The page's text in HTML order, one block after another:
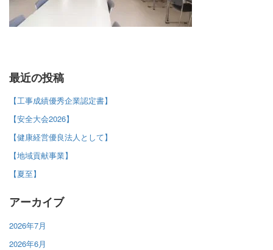
最近の投稿
【工事成績優秀企業認定書】
【安全大会2026】
【健康経営優良法人として】
【地域貢献事業】
【夏至】
アーカイブ
2026年7月
2026年6月